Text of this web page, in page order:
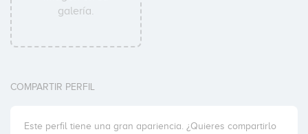
galería.
COMPARTIR PERFIL
Este perfil tiene una gran apariencia. ¿Quieres compartirlo